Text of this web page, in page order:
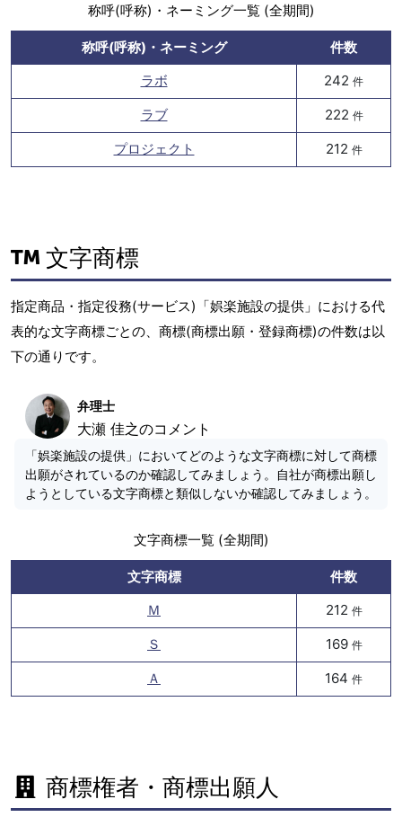
称呼(呼称)・ネーミング一覧 (全期間)
称呼(呼称)・ネーミング
件数
ラボ
242 件
ラブ 222 件
プロジェクト 212 件
文字商標
指定商品・指定役務(サービス)「娯楽施設の提供」における代
表的な文字商標ごとの、商標(商標出願・登録商標)の件数は以
下の通りです。
弁理士
大瀬 佳之のコメント
「娯楽施設の提供」においてどのような文字商標に対して商標
出願がされているのか確認してみましょう。自社が商標出願し
ようとしている文字商標と類似しないか確認してみましょう。
文字商標一覧 (全期間)
文字商標
件数
Ｍ
212 件
Ｓ 169 件
Ａ 164 件
商標権者・商標出願人